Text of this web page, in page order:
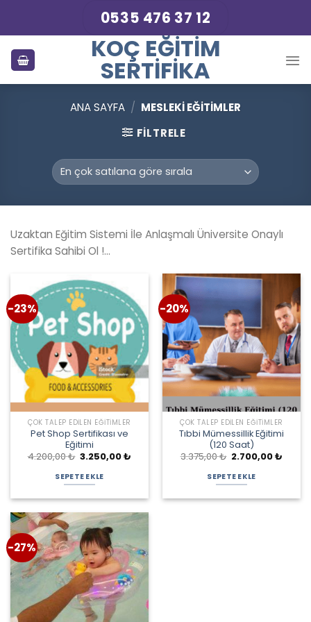
0535 476 37 12
KOÇ EĞITIM
SERTIFIKA
ANA SAYFA / MESLEKI EĞITIMLER
FILTRELE
Uzaktan Eğitim Sistemi İle Anlaşmalı Üniversite Onaylı
Sertifika Sahibi Ol !…
-23%
ÇOK TALEP EDILEN EĞITIMLER
Pet Shop Sertifikası ve
Eğitimi
4.200,00₺ Orijinal
fiyat:
4.200,00 ₺.
3.250,00₺
SEPETE EKLE
-20%
ÇOK TALEP EDILEN EĞITIMLER
Tıbbi Mümessillik Eğitimi
(120 Saat)
3.375,00₺ Orijinal
fiyat:
3.375,00 ₺.
2.700,00₺
SEPETE EKLE
-27%